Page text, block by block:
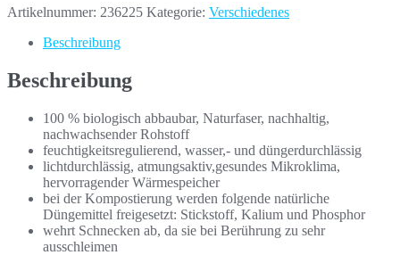
Artikelnummer: 236225 Kategorie: Verschiedenes
Beschreibung
Beschreibung
100 % biologisch abbaubar, Naturfaser, nachhaltig,
nachwachsender Rohstoff
feuchtigkeitsregulierend, wasser,- und düngerdurchlässig
lichtdurchlässig, atmungsaktiv,gesundes Mikroklima,
hervorragender Wärmespeicher
bei der Kompostierung werden folgende natürliche
Düngemittel freigesetzt: Stickstoff, Kalium und Phosphor
wehrt Schnecken ab, da sie bei Berührung zu sehr
ausschleimen